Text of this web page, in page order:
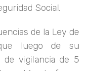
Social.
de la Ley de
luego de su
de vigilancia de 5